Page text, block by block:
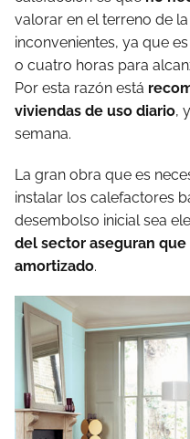
valorar en el terreno de
inconvenientes, ya que
o cuatro horas para
Por esta razón está
viviendas de uso diario,
semana.
La gran obra que es
instalar los calefactores
desembolso inicial sea
del sector aseguran
amortizado.